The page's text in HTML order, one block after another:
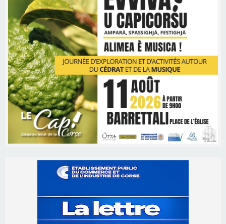
06/08/2026 15:57
Ucciani – Marché des producteurs à Cruculi le